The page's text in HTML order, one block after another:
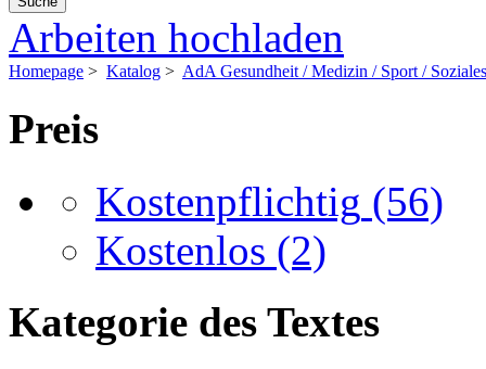
Arbeiten hochladen
Homepage > Katalog > AdA Gesundheit / Medizin / Sport / Soziales
Preis
Kostenpflichtig (56)
Kostenlos (2)
Kategorie des Textes